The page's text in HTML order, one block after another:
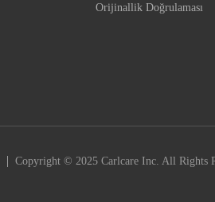
Orijinallik Doğrulaması
| Copyright © 2025 Carlcare Inc. All Rights